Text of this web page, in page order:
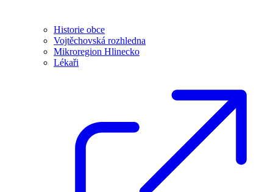
Historie obce
Vojtěchovská rozhledna
Mikroregion Hlinecko
Lékaři